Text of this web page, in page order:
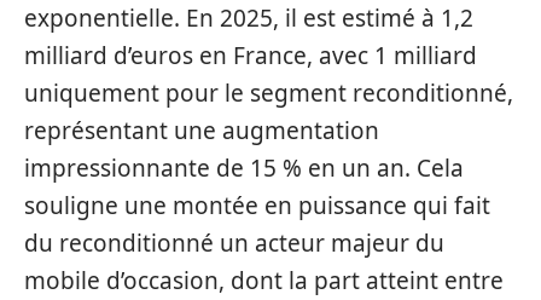
exponentielle. En 2025, il est estimé à 1,2
milliard d’euros en France, avec 1 milliard
uniquement pour le segment reconditionné,
représentant une augmentation
impressionnante de 15 % en un an. Cela
souligne une montée en puissance qui fait
du reconditionné un acteur majeur du
mobile d’occasion, dont la part atteint entre